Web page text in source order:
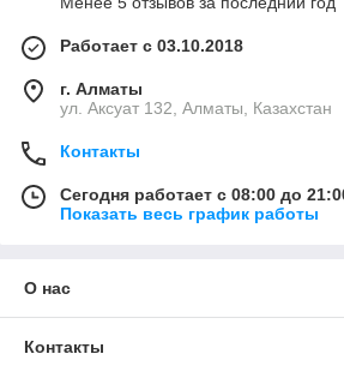
Работает с 03.10.2018
г. Алматы
ул. Аксуат 132, Алматы, Казахстан
Контакты
Сегодня работает с 08:00 до
Показать весь график работы
О нас
Контакты